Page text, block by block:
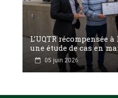
L’UQTR récompensée
une étude de cas en
05 juin 2026